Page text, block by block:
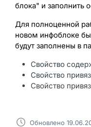
блока" и заполнить
Для полноценной
новом инфоблоке
будут заполнены в
Свойство
Свойство
Свойство
Обновлено